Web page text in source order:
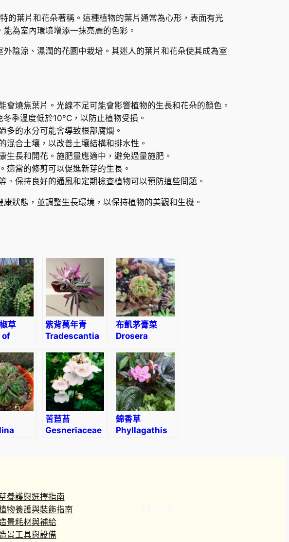
葉片和花朵著稱。這種植物的葉片通常為心形，表面有光
為室內環境增添一抹亮麗的色彩。
陰涼、濕潤的花園中栽培。其迷人的葉片和花朵使其成為室
燒焦葉片。光線不足可能會影響植物的生長和花朵的顏色。
季溫度低於10°C，以防止植物受損。
多的水分可能會導致根部腐爛。
合土壤，以改善土壤結構和排水性。
長和開花。施肥量應適中，避免過量施肥。
適當的修剪可以促進新芽的生長。
保持良好的通風和定期檢查植物可以預防這些問題。
狀態，並調整生長環境，以保持植物的美觀和生機。
草
of
紫背萬年青
Tradescantia
‘Tricolor’
布凱茅膏菜
Drosera
苦苣苔
Gesneriaceae
錦香草
Phyllagathis
養護與選擇指南
物養護與裝飾指南
景耗材與補給
景工具與設備